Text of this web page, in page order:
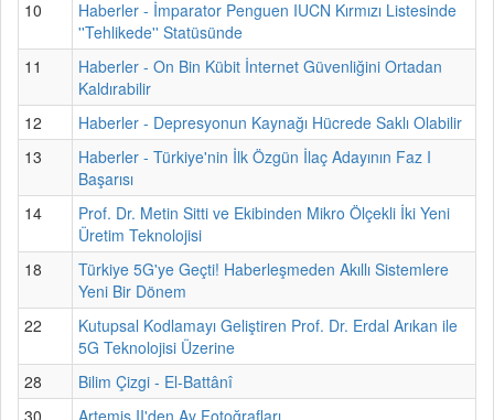
10
Haberler - İmparator Penguen IUCN Kırmızı Listesinde
''Tehlikede'' Statüsünde
11
Haberler - On Bin Kübit İnternet Güvenliğini Ortadan
Kaldırabilir
12
Haberler - Depresyonun Kaynağı Hücrede Saklı Olabilir
13
Haberler - Türkiye'nin İlk Özgün İlaç Adayının Faz I
Başarısı
14
Prof. Dr. Metin Sitti ve Ekibinden Mikro Ölçekli İki Yeni
Üretim Teknolojisi
18
Türkiye 5G'ye Geçti! Haberleşmeden Akıllı Sistemlere
Yeni Bir Dönem
22
Kutupsal Kodlamayı Geliştiren Prof. Dr. Erdal Arıkan ile
5G Teknolojisi Üzerine
28
Bilim Çizgi - El-Battânî
30
Artemis II'den Ay Fotoğrafları